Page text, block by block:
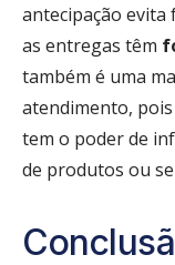
antecipação evita
as entregas têm
também é uma
atendimento, pois
tem o poder de
de produtos ou